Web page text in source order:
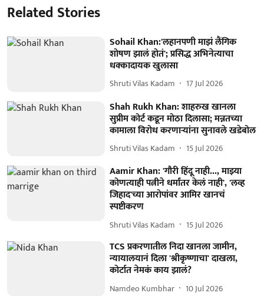
Related Stories
Sohail Khan:'लहानपणी माझं लैंगिक
शोषण झालं होतं'; प्रसिद्ध अभिनेत्याचा
धक्कादायक खुलासा
Shruti Vilas Kadam 17 Jul 2026
Shah Rukh Khan: शाहरुख खानला
सुप्रीम कोर्ट कडून मोठा दिलासा; मन्नतच्या
कामाला विरोध करणाऱ्यांना सुनावले खडेबोल
Shruti Vilas Kadam 15 Jul 2026
Aamir Khan: 'गौरी हिंदू नाही..., माझ्या
कोणत्याही पत्नीने धर्मांतर केलं नाही', 'लव्ह
जिहाद'च्या आरोपांवर आमिर खानचं
स्पष्टीकरण
Shruti Vilas Kadam 15 Jul 2026
TCS प्रकरणातील निदा खानला जामीन,
न्यायालयानं दिला 'श्रीकृष्णाचा' दाखला,
कोर्टात नेमकं काय झालं?
Namdeo Kumbhar 10 Jul 2026